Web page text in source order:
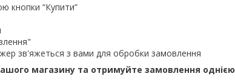
кнопки “Купити”
зв'яжеться з вами для обробки замовлення
магазину та отримуйте замовлення однією